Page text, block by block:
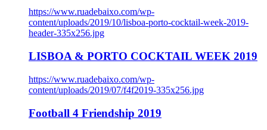
https://www.ruadebaixo.com/wp-
content/uploads/2019/10/lisboa-porto-cocktail-week-2019-
header-335x256.jpg
LISBOA & PORTO COCKTAIL WEEK 2019
https://www.ruadebaixo.com/wp-
content/uploads/2019/07/f4f2019-335x256.jpg
Football 4 Friendship 2019